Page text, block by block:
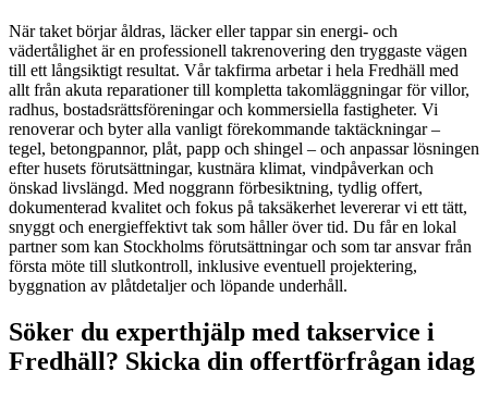
När taket börjar åldras, läcker eller tappar sin energi- och
vädertålighet är en professionell takrenovering den tryggaste vägen
till ett långsiktigt resultat. Vår takfirma arbetar i hela Fredhäll med
allt från akuta reparationer till kompletta takomläggningar för villor,
radhus, bostadsrättsföreningar och kommersiella fastigheter. Vi
renoverar och byter alla vanligt förekommande taktäckningar –
tegel, betongpannor, plåt, papp och shingel – och anpassar lösningen
efter husets förutsättningar, kustnära klimat, vindpåverkan och
önskad livslängd. Med noggrann förbesiktning, tydlig offert,
dokumenterad kvalitet och fokus på taksäkerhet levererar vi ett tätt,
snyggt och energieffektivt tak som håller över tid. Du får en lokal
partner som kan Stockholms förutsättningar och som tar ansvar från
första möte till slutkontroll, inklusive eventuell projektering,
byggnation av plåtdetaljer och löpande underhåll.
Söker du experthjälp med takservice i
Fredhäll? Skicka din offertförfrågan idag